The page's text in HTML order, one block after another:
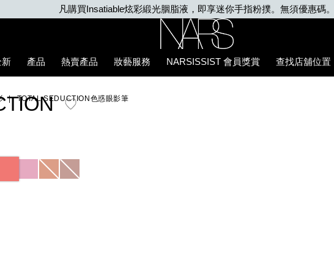
凡購買Insatiable炫彩緞光胭脂液，即享迷你手指粉撲。無須優惠碼
產品 熱賣產品 妝藝服務 NARSISSIST 會員獎賞 查找店舖位置
TOTAL SEDUCTION色惑眼影筆